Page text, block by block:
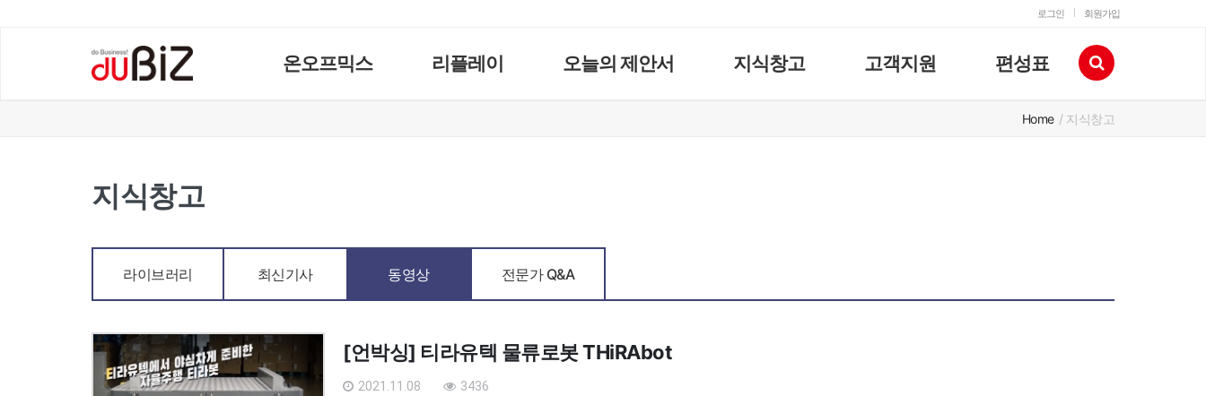
로그인 회원가입
온오프믹스 리플레이 오늘의 제안서 지식창고 고객지원 편성표
Home / 지식창고
지식창고
라이브러리 최신기사 동영상 전문가 Q&A
[언박싱] 티라유텍 물류로봇 THiRAbot
2021.11.08 3436